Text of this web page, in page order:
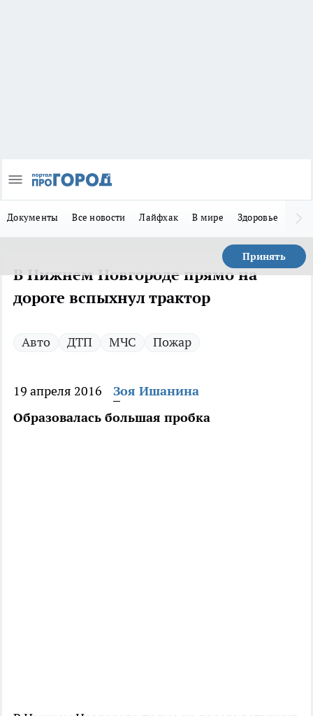
Документы Все новости Лайфхак В мире Здоровье
Принять
В Нижнем Новгороде прямо на
дороге вспыхнул трактор
Авто ДТП МЧС Пожар
19 апреля 2016
Зоя Ишанина
Образовалась большая пробка